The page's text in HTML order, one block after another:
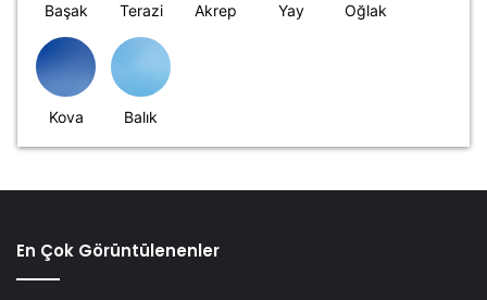
Başak Terazi Akrep Yay Oğlak
Kova Balık
En Çok Görüntülenenler